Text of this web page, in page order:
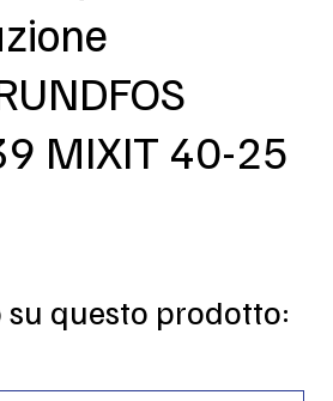
MIXIT 40-25
su questo prodotto: